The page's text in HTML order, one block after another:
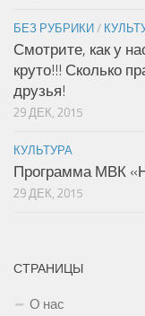
БЕЗ РУБРИКИ/
Смотрите, как у
круто!!! Сколько
друзья!
29 ДЕК, 2015
КУЛЬТУРА
Программа МВК
29 ДЕК, 2015
СТРАНИЦЫ
О нас